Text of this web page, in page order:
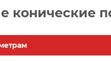
конические